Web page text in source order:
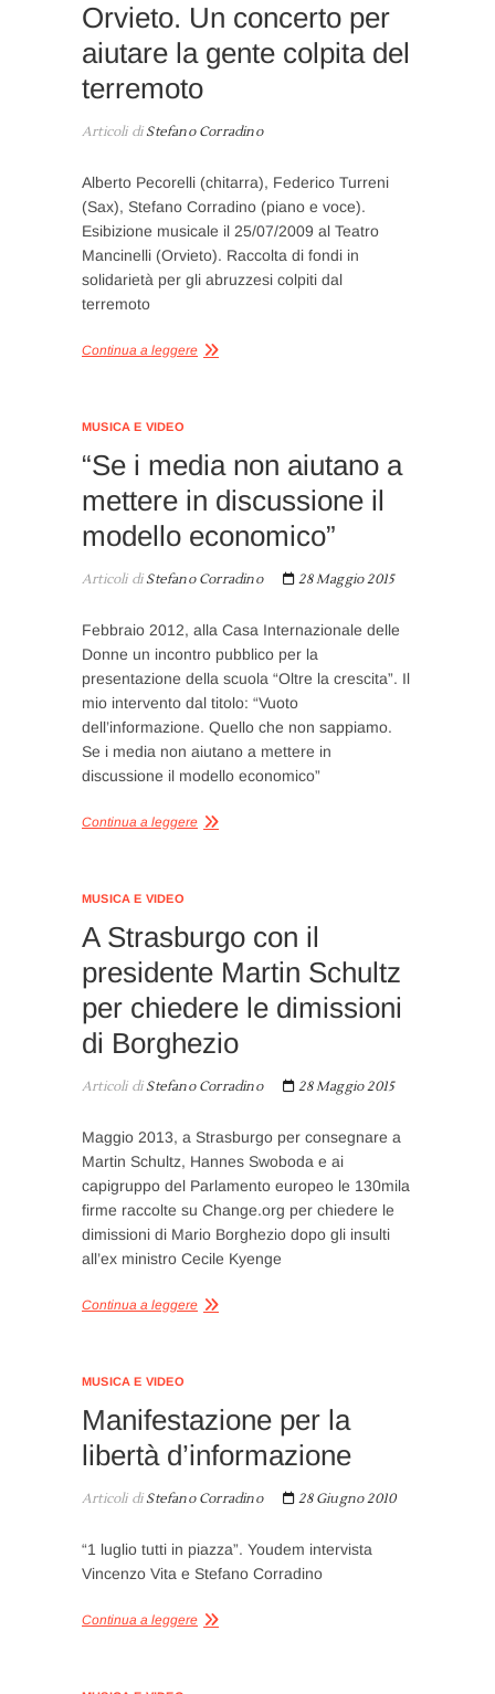
Orvieto. Un concerto per
aiutare la gente colpita del
terremoto
Articoli diStefano Corradino
Alberto Pecorelli (chitarra), Federico Turreni
(Sax), Stefano Corradino (piano e voce).
Esibizione musicale il 25/07/2009 al Teatro
Mancinelli (Orvieto). Raccolta di fondi in
solidarietà per gli abruzzesi colpiti dal
terremoto
Continua a leggere
MUSICA E VIDEO
“Se i media non aiutano a
mettere in discussione il
modello economico”
Articoli diStefano Corradino 28 Maggio 2015
Febbraio 2012, alla Casa Internazionale delle
Donne un incontro pubblico per la
presentazione della scuola “Oltre la crescita”. Il
mio intervento dal titolo: “Vuoto
dell’informazione. Quello che non sappiamo.
Se i media non aiutano a mettere in
discussione il modello economico”
Continua a leggere
MUSICA E VIDEO
A Strasburgo con il
presidente Martin Schultz
per chiedere le dimissioni
di Borghezio
Articoli diStefano Corradino 28 Maggio 2015
Maggio 2013, a Strasburgo per consegnare a
Martin Schultz, Hannes Swoboda e ai
capigruppo del Parlamento europeo le 130mila
firme raccolte su Change.org per chiedere le
dimissioni di Mario Borghezio dopo gli insulti
all’ex ministro Cecile Kyenge
Continua a leggere
MUSICA E VIDEO
Manifestazione per la
libertà d’informazione
Articoli diStefano Corradino 28 Giugno 2010
“1 luglio tutti in piazza”. Youdem intervista
Vincenzo Vita e Stefano Corradino
Continua a leggere